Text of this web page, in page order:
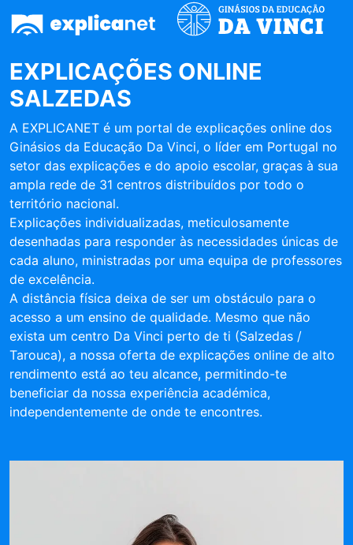
EXPLICAÇÕES ONLINE
SALZEDAS
A EXPLICANET é um portal de explicações online dos
Ginásios da Educação Da Vinci, o líder em Portugal no
setor das explicações e do apoio escolar, graças à sua
ampla rede de 31 centros distribuídos por todo o
território nacional.
Explicações individualizadas, meticulosamente
desenhadas para responder às necessidades únicas de
cada aluno, ministradas por uma equipa de professores
de excelência.
A distância física deixa de ser um obstáculo para o
acesso a um ensino de qualidade. Mesmo que não
exista um centro Da Vinci perto de ti (Salzedas /
Tarouca), a nossa oferta de explicações online de alto
rendimento está ao teu alcance, permitindo-te
beneficiar da nossa experiência académica,
independentemente de onde te encontres.